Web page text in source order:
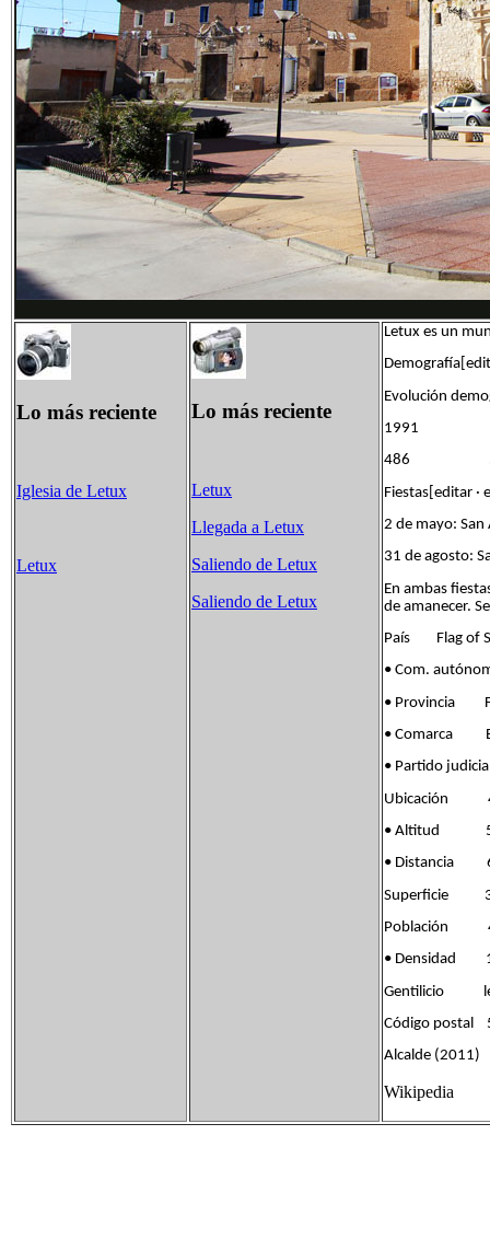
Lo más reciente
Iglesia de Letux
Letux
Lo más reciente
Letux
Llegada a Letux
Saliendo de Letux
Saliendo de Letux
Letux es un
Evolución
1991
486
Fiestas[editar ·
2 de mayo: San
31 de agosto:
En ambas
de amanecer.
País Flag of
• Com.
• Provincia
• Comarca
• Partido
Ubicación
• Altitud
• Distancia
Superficie
Población
• Densidad
Gentilicio
Código postal
Alcalde (2011)
Wikipedia